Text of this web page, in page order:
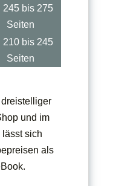
245 bis 275
Seiten
210 bis 245
Seiten
und im
sich
als